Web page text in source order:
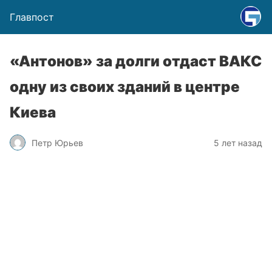
Главпост
«Антонов» за долги отдаст ВАКС
одну из своих зданий в центре
Киева
Петр Юрьев 5 лет назад